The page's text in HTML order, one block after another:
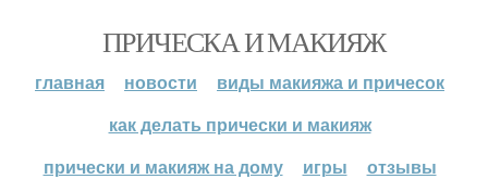
ПРИЧЕСКА И МАКИЯЖ
главная новости
виды макияжа и причесок
как делать прически и макияж
прически и макияж на дому
игры отзывы